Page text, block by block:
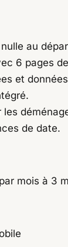
au
6 pages
et
les
de date.
mois à 3